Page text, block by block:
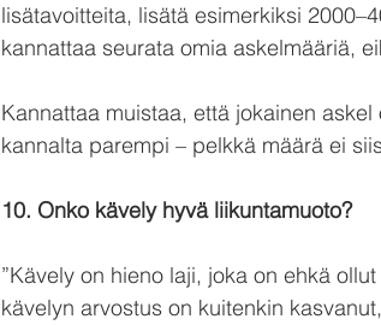
lisätavoitteita, lisätä esimerkiksi
kannattaa seurata omia askelmääriä,
Kannattaa muistaa, että jokainen
kannalta parempi – pelkkä määrä ei
10. Onko kävely hyvä liikuntamuoto?
”Kävely on hieno laji, joka on ehkä
kävelyn arvostus on kuitenkin